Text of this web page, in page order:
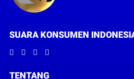
SUARA KONSUMEN
TENTANG